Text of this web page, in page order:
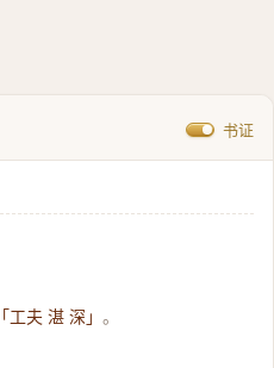
书证
「工夫 湛 深」。